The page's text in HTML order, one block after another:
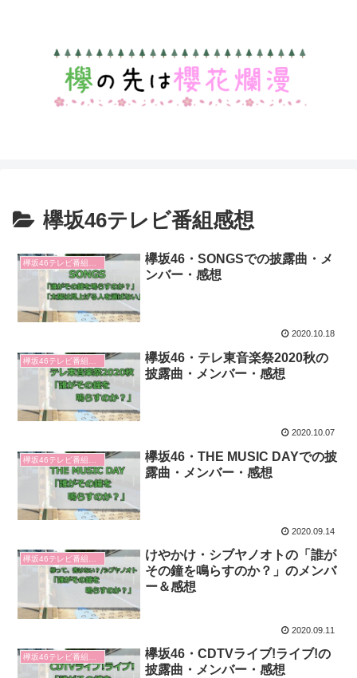
欅坂46テレビ番組感想
欅坂46・SONGSでの披露曲・メ
ンバー・感想
2020.10.18
欅坂46テレビ番組感想
欅坂46・テレ東音楽祭2020秋の
披露曲・メンバー・感想
2020.10.07
欅坂46・THE MUSIC DAYでの披
露曲・メンバー・感想
2020.09.14
けやかけ・シブヤノオトの「誰が
その鐘を鳴らすのか？」のメンバ
ー＆感想
2020.09.11
欅坂46テレビ番組感想
欅坂46・CDTVライブ!ライブ!の
披露曲・メンバー・感想